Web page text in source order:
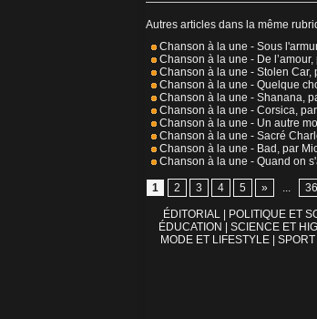
Autres articles dans la même
Chanson à la une - Sous
Chanson à la une - De
Chanson à la une - Stolen Car,
Chanson à la une - Quelque
Chanson à la une - Shanana,
Chanson à la une - Corsica,
Chanson à la une - Un autre
Chanson à la une - Sacré
Chanson à la une - Bad, par
Chanson à la une - Quand on
1 2 3 4 5 » ... 36
ÉDITORIAL POLITIQUE ET
ÉDUCATION
SCIENCE ET
MODE ET LIFESTYLE
SPORT